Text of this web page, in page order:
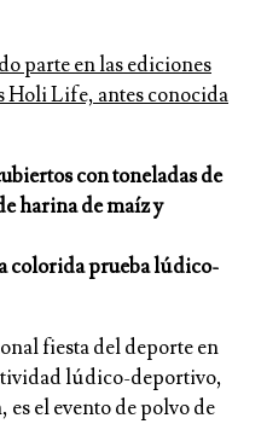
parte en las ediciones
Holi Life, antes conocida
con toneladas de
harina de maíz y
colorida prueba lúdico-
fiesta del deporte en
lúdico-deportivo,
el evento de polvo de